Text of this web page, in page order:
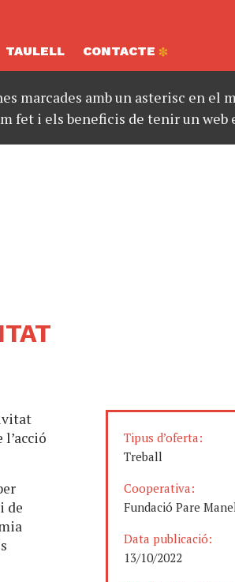
TAULELL CONTACTE
marcades amb un asterisc en el
fet i els beneficis de tenir un web
de
Tipus d’oferta:
Treball
Cooperativa:
Fundació Pare
Data publicació:
13/10/2022